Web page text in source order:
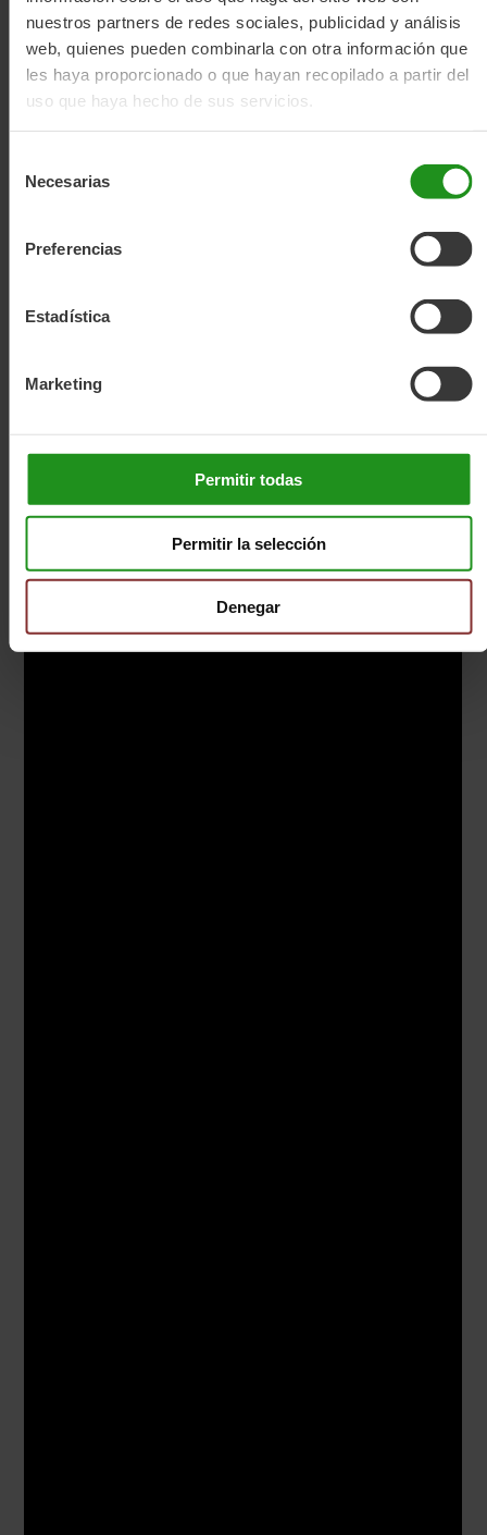
nuestros partners de redes sociales, publicidad y análisis
web, quienes pueden combinarla con otra información que
les haya proporcionado o que hayan recopilado a partir del
uso que haya hecho de sus servicios.
Necesarias
Preferencias
Estadística
Marketing
Permitir todas
Permitir la selección
Denegar